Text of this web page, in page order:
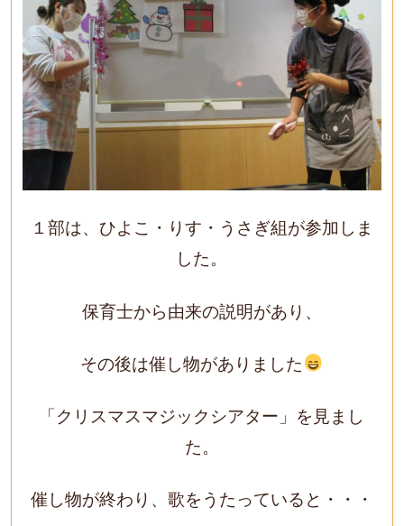
１部は、ひよこ・りす・うさぎ組が参加しま
した。
保育士から由来の説明があり、
その後は催し物がありました
「クリスマスマジックシアター」を見まし
た。
催し物が終わり、歌をうたっていると・・・